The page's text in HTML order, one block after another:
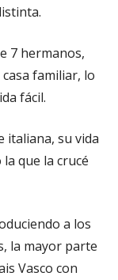
7 hermanos,
familiar, lo
fácil.
italiana, su vida
que la crucé
a los
la mayor parte
Vasco con